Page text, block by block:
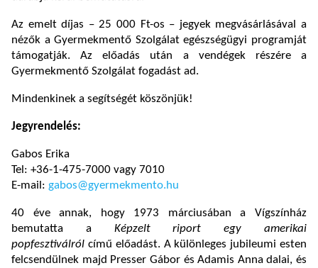
Az emelt díjas – 25 000 Ft-os – jegyek megvásárlásával a
nézők a Gyermekmentő Szolgálat egészségügyi programját
támogatják. Az előadás után a vendégek részére a
Gyermekmentő Szolgálat fogadást ad.
Mindenkinek a segítségét köszönjük!
Jegyrendelés:
Gabos Erika
Tel: +36-1-475-7000 vagy 7010
E-mail: gabos@gyermekmento.hu
40 éve annak, hogy 1973 márciusában a Vígszínház
bemutatta a Képzelt riport egy amerikai
popfesztiválról című előadást. A különleges jubileumi esten
felcsendülnek majd Presser Gábor és Adamis Anna dalai, és